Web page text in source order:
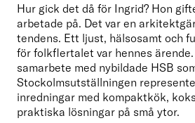
Hur gick det då för Ingrid? Hon
arbetade på. Det var en
tendens. Ett ljust, hälsosamt och
för folkflertalet var hennes
samarbete med nybildade HSB
Stockolmsutställningen
inredningar med kompaktkök,
praktiska lösningar på små ytor.